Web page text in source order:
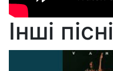
Інші пісні